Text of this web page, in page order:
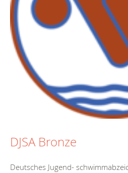
DJSA Bronze
Deutsches Jugend-